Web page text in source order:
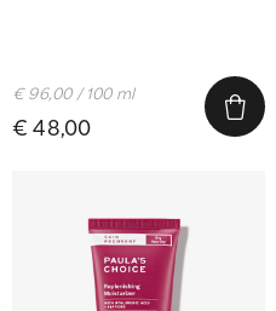
€ 48,00
€ 96,00 / 100 ml